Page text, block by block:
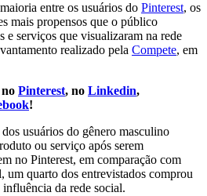
entre os usuários do Pinterest, os
mais propensos que o público
e serviços que visualizaram na rede
realizado pela Compete, em
Pinterest, no Linkedin,
!
usuários do gênero masculino
ou serviço após serem
no Pinterest, em comparação com
um quarto dos entrevistados comprou
da rede social.